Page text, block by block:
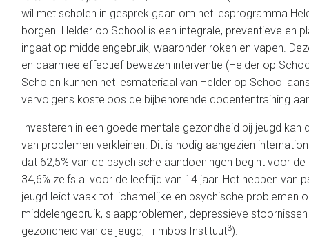
wil met scholen in gesprek gaan om het lesprogramma
borgen. Helder op School is een integrale, preventieve en
ingaat op middelengebruik, waaronder roken en vapen.
en daarmee effectief bewezen interventie (Helder op
Scholen kunnen het lesmateriaal van Helder op School
vervolgens kosteloos de bijbehorende docententraining
Investeren in een goede mentale gezondheid bij jeugd kan
van problemen verkleinen. Dit is nodig aangezien
dat 62,5% van de psychische aandoeningen begint voor
34,6% zelfs al voor de leeftijd van 14 jaar. Het hebben van
jeugd leidt vaak tot lichamelijke en psychische problemen
middelengebruik, slaapproblemen, depressieve
gezondheid van de jeugd, Trimbos Instituut3).